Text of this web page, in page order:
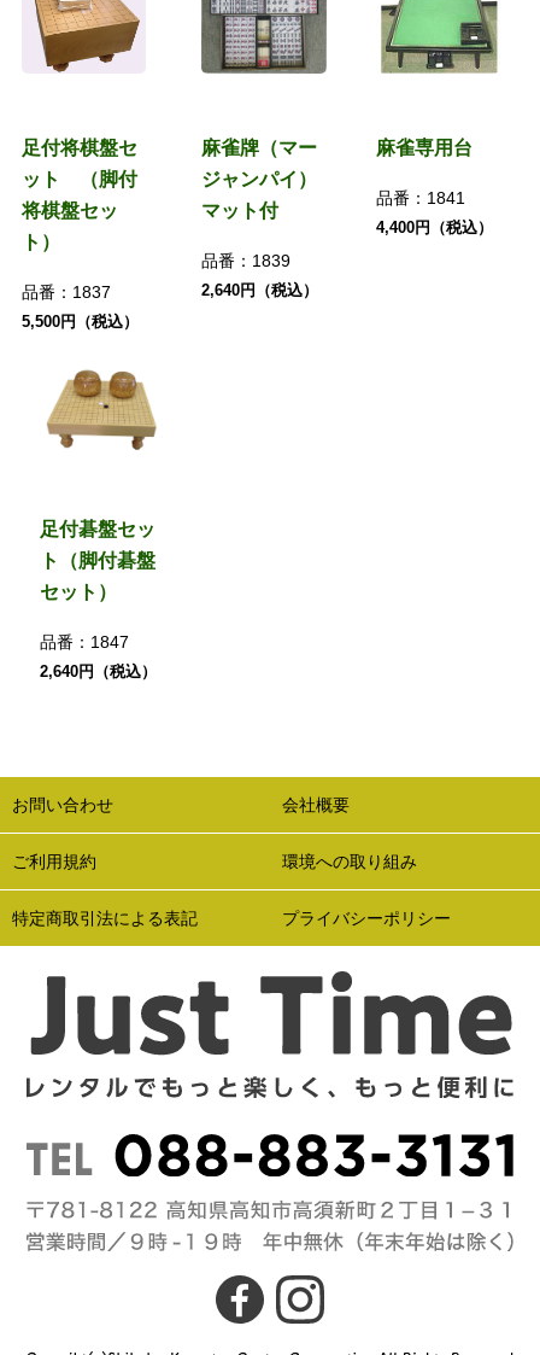
足付将棋盤セ
ット （脚付
将棋盤セッ
ト）
品番： 1837
5,500円（税込）
麻雀牌（マー
ジャンパイ）
マット付
品番： 1839
2,640円（税込）
麻雀専用台
品番： 1841
4,400円（税込）
足付碁盤セッ
ト（脚付碁盤
セット）
品番： 1847
2,640円（税込）
お問い合わせ 会社概要
ご利用規約 環境への取り組み
特定商取引法による表記 プライバシーポリシー